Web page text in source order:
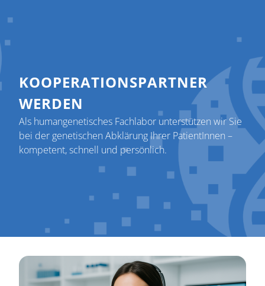
KOOPERATIONSPARTNER
WERDEN
Als humangenetisches Fachlabor unterstützen wir Sie
bei der genetischen Abklärung Ihrer PatientInnen –
kompetent, schnell und persönlich.